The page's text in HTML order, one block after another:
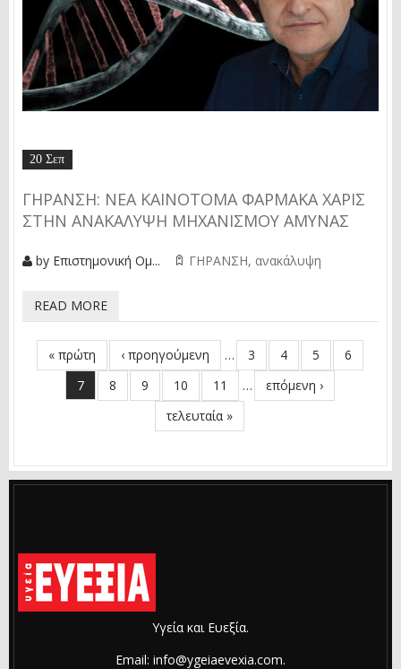
20 Σεπ
ΓΉΡΑΝΣΗ: ΝΈΑ ΚΑΙΝΟΤΌΜΑ ΦΆΡΜΑΚΑ ΧΆΡΙΣ
ΣΤΗΝ ΑΝΑΚΆΛΥΨΗ ΜΗΧΑΝΙΣΜΟΎ ΆΜΥΝΑΣ
by Επιστημονική Ομ... ΓΗΡΑΝΣΗ ανακάλυψη
READ MORE
ΣΕΛΊΔΕΣ
« πρώτη ‹ προηγούμενη … 3 4 5
6
7
8 9 10 11 …
επόμενη ›
τελευταία »
Υγεία και Ευεξία.
Email: info@ygeiaevexia.com.